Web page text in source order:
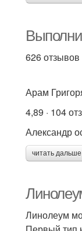
626
Арам
4,89 · 104
Александр
читать
Линолеум